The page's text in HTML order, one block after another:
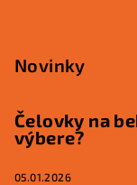
Novinky
Čelovky na
výbere?
05.01.2026